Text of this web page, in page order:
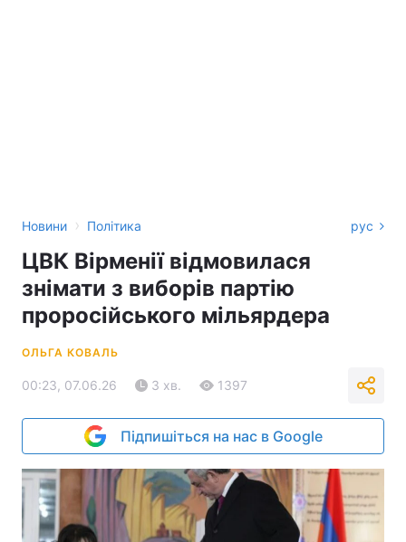
Новини › Політика рус
ЦВК Вірменії відмовилася
знімати з виборів партію
проросійського мільярдера
ОЛЬГА КОВАЛЬ
00:23, 07.06.26 3 хв. 1397
Підпишіться на нас в Google